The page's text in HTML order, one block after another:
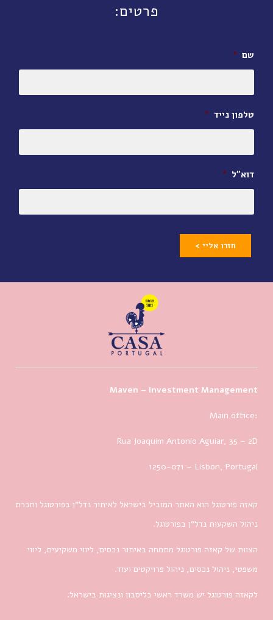
פרטים:
שם *
טלפון נייד *
דוא״ל *
חזרו אליי >
Maven – Investment Management
Main office:
Rua Joaquim Antonio Aguiar, 35 – 2D
1250-071 – Lisbon, Portugal
קאזה פורטוגל הוא האתר המוביל בישראל לאיתור נדל”ן בפורטוגל וחברת
ניהול השקעות נדל”ן בפורטוגל.
הצוות של קאזה פורטוגל מתמחה באיתור נכסים, ליווי משקיעים, ליווי
משפטי, ניהול נכסים, ניהול פרויקטים ועוד.
לקאזה פורטוגל יש משרד ראשי בליסבון ונציגות בישראל.